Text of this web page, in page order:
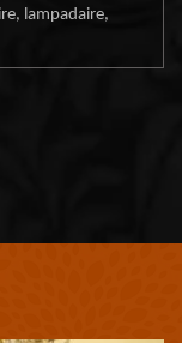
lampadaire,